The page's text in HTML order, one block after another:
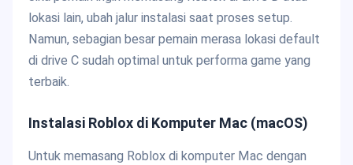
lokasi lain, ubah jalur instalasi saat proses setup.
Namun, sebagian besar pemain merasa lokasi default
di drive C sudah optimal untuk performa game yang
terbaik.
Instalasi Roblox di Komputer Mac (macOS)
Untuk memasang Roblox di komputer Mac dengan